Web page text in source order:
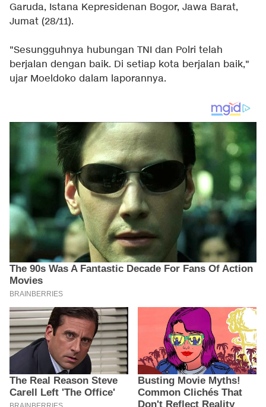
Garuda, Istana Kepresidenan Bogor, Jawa Barat,
Jumat (28/11).
"Sesungguhnya hubungan TNI dan Polri telah
berjalan dengan baik. Di setiap kota berjalan baik,"
ujar Moeldoko dalam laporannya.